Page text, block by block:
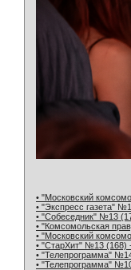
• "Московский
• "Экспресс газета"
• "Собеседник" №13
• "Комсомольская
• "Московский
• "СтарХит" №13 (168)
• "Телепрограмма"
• "Телепрограмма"